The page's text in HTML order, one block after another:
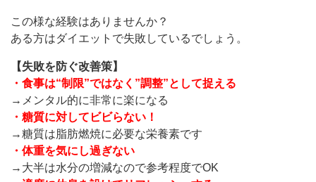
この様な経験はありませんか？
ある方はダイエットで失敗しているでしょう。
【失敗を防ぐ改善策】
・食事は“制限”ではなく”調整”として捉える
→メンタル的に非常に楽になる
・糖質に対してビビらない！
→糖質は脂肪燃焼に必要な栄養素です
・体重を気にし過ぎない
→大半は水分の増減なので参考程度でOK